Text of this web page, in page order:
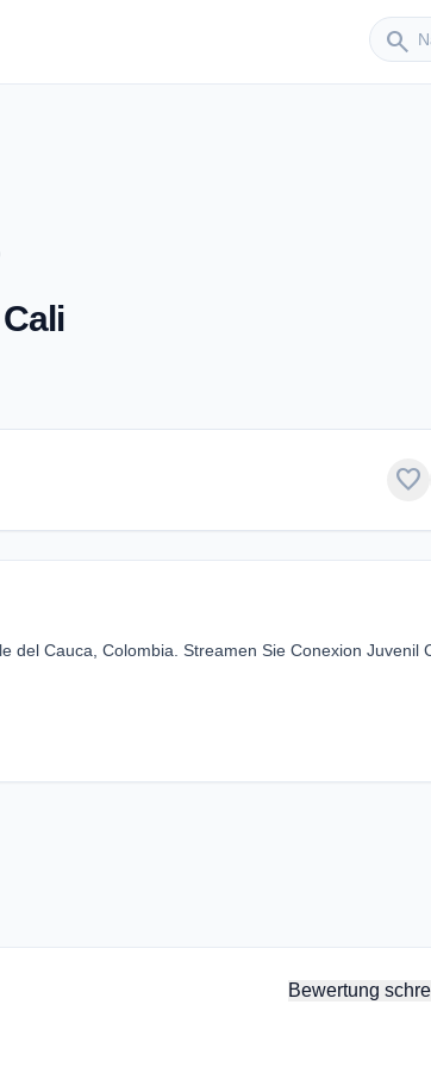
search
Sender
favorite
del Cauca, Colombia. Streamen Sie Conexion Juvenil
Bewertung